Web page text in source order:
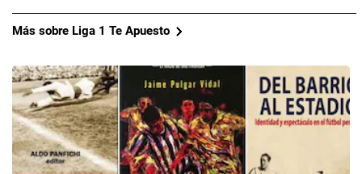
Más sobre Liga 1 Te Apuesto